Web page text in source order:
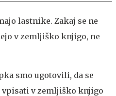
lastnike. Zakaj se ne
v zemljiško knjigo, ne
smo ugotovili, da se
v zemljiško knjigo